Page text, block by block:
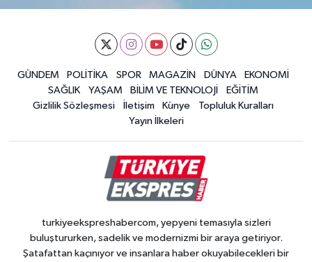
GÜNDEM POLİTİKA SPOR MAGAZİN DÜNYA
EKONOMİ
SAĞLIK
YAŞAM BİLİM VE TEKNOLOJİ
EĞİTİM
Gizlilik Sözleşmesi
İletişim Künye
Topluluk Kuralları
Yayın İlkeleri
turkiyeekspreshabercom, yepyeni temasıyla sizleri
buluştururken, sadelik ve modernizmi bir araya getiriyor.
Şatafattan kaçınıyor ve insanlara haber okuyabilecekleri bir